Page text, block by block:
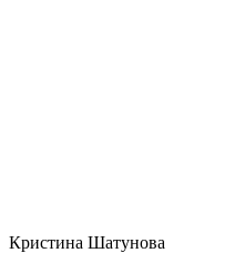
Кристина Шатунова